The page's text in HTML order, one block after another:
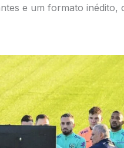
e um formato inédito,